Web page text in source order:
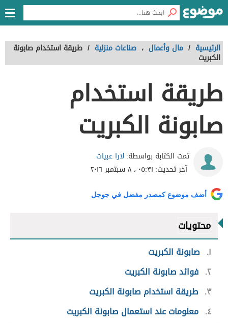
الرئيسية / مال وأعمال ، صناعات منزلية / طريقة استخدام صابونة
الكبريت
طريقة استخدام
صابونة الكبريت
تمت الكتابة بواسطة:لارا عبيات
آخر تحديث: ٠٥:٣١ ، ٨ سبتمبر ٢٠١٦
أضف موضوع كمصدر مفضل في جوجل
محتويات
١
صابونة الكبريت
٢ فوائد صابونة الكبريت
٣ طريقة استخدام صابونة الكبريت
٤ معلومات عند استعمال صابونة الكبريت